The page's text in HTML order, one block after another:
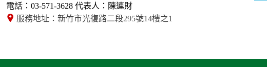
電話：03-571-3628 代表人：陳連財
服務地址：新竹市光復路二段295號14樓之1